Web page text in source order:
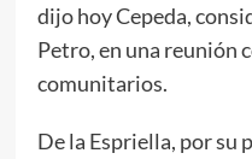
dijo hoy Cepeda,
Petro, en una reunión
comunitarios.
De la Espriella, por su